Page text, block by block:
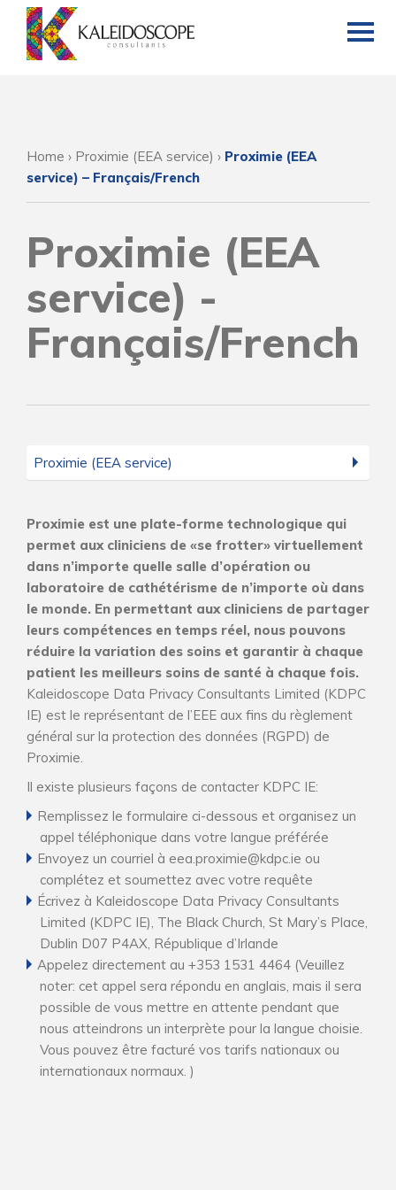
Home › Proximie (EEA service) › Proximie (EEA
service) – Français/French
Proximie (EEA
service) -
Français/French
Proximie (EEA service)
Proximie est une plate-forme technologique qui
permet aux cliniciens de «se frotter» virtuellement
dans n’importe quelle salle d’opération ou
laboratoire de cathétérisme de n’importe où dans
le monde. En permettant aux cliniciens de partager
leurs compétences en temps réel, nous pouvons
réduire la variation des soins et garantir à chaque
patient les meilleurs soins de santé à chaque fois.
Kaleidoscope Data Privacy Consultants Limited (KDPC
IE) est le représentant de l’EEE aux fins du règlement
général sur la protection des données (RGPD) de
Proximie.
Il existe plusieurs façons de contacter KDPC IE:
Remplissez le formulaire ci-dessous et organisez un
appel téléphonique dans votre langue préférée
Envoyez un courriel à eea.proximie@kdpc.ie ou
complétez et soumettez avec votre requête
Écrivez à Kaleidoscope Data Privacy Consultants
Limited (KDPC IE), The Black Church, St Mary’s Place,
Dublin D07 P4AX, République d’Irlande
Appelez directement au +353 1531 4464 (Veuillez
noter: cet appel sera répondu en anglais, mais il sera
possible de vous mettre en attente pendant que
nous atteindrons un interprète pour la langue choisie.
Vous pouvez être facturé vos tarifs nationaux ou
internationaux normaux. )